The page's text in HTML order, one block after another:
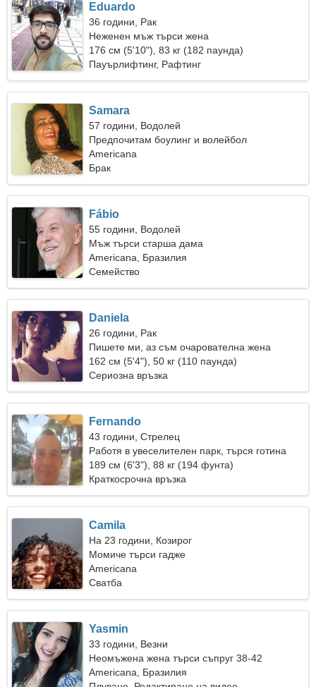
Eduardo
36 години, Рак
Неженен мъж търси жена
176 см (5'10"), 83 кг (182 паунда)
Пауърлифтинг, Рафтинг
Samara
57 години, Водолей
Предпочитам боулинг и волейбол
Americana
Брак
Fábio
55 години, Водолей
Мъж търси старша дама
Americana, Бразилия
Семейство
Daniela
26 години, Рак
Пишете ми, аз съм очарователна жена
162 см (5'4"), 50 кг (110 паунда)
Сериозна връзка
Fernando
43 години, Стрелец
Работя в увеселителен парк, търся готина
жена
189 см (6'3"), 88 кг (194 фунта)
Краткосрочна връзка
Camila
На 23 години, Козирог
Момиче търси гадже
Americana
Сватба
Yasmin
33 години, Везни
Неомъжена жена търси съпруг 38-42
Americana, Бразилия